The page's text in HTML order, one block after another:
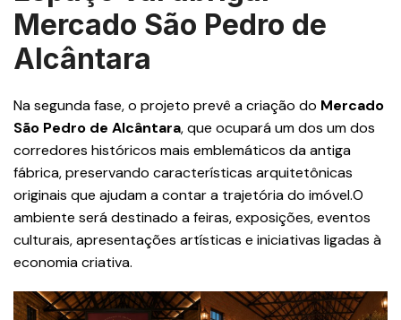
Mercado São Pedro de
Alcântara
Na segunda fase, o projeto prevê a criação do Mercado
São Pedro de Alcântara, que ocupará um dos um dos
corredores históricos mais emblemáticos da antiga
fábrica, preservando características arquitetônicas
originais que ajudam a contar a trajetória do imóvel.O
ambiente será destinado a feiras, exposições, eventos
culturais, apresentações artísticas e iniciativas ligadas à
economia criativa.